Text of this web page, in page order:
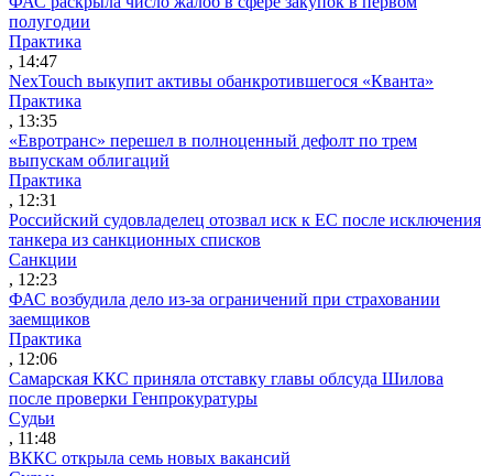
полугодии
Практика
, 14:47
NexTouch выкупит активы обанкротившегося «Кванта»
Практика
, 13:35
«Евротранс» перешел в полноценный дефолт по трем
выпускам облигаций
Практика
, 12:31
Российский судовладелец отозвал иск к ЕС после исключения
танкера из санкционных списков
Санкции
, 12:23
ФАС возбудила дело из-за ограничений при страховании
заемщиков
Практика
, 12:06
Самарская ККС приняла отставку главы облсуда Шилова
после проверки Генпрокуратуры
Судьи
, 11:48
ВККС открыла семь новых вакансий